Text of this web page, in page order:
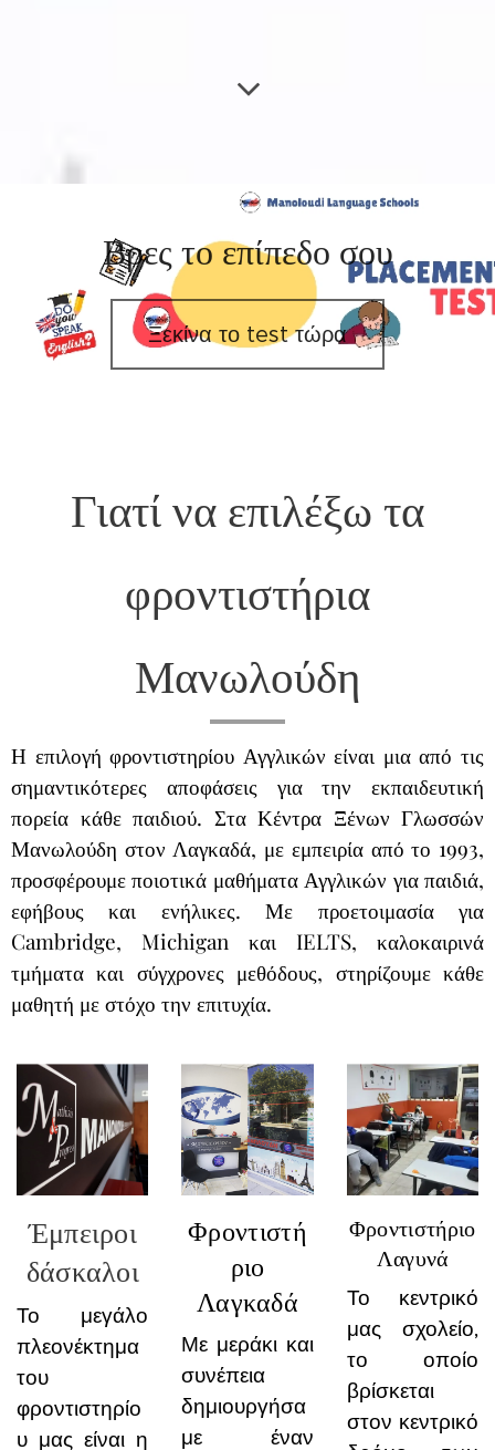
Βρες το επίπεδο σου
Ξεκίνα το test τώρα
Γιατί να επιλέξω τα
φροντιστήρια
Μανωλούδη
Η επιλογή φροντιστηρίου Αγγλικών είναι μια από τις
σημαντικότερες αποφάσεις για την εκπαιδευτική
πορεία κάθε παιδιού. Στα Κέντρα Ξένων Γλωσσών
Μανωλούδη στον Λαγκαδά, με εμπειρία από το 1993,
προσφέρουμε ποιοτικά μαθήματα Αγγλικών για παιδιά,
εφήβους και ενήλικες. Με προετοιμασία για
Cambridge, Michigan και IELTS, καλοκαιρινά
τμήματα και σύγχρονες μεθόδους, στηρίζουμε κάθε
μαθητή με στόχο την επιτυχία.
Έμπειροι
δάσκαλοι
Το μεγάλο
πλεονέκτημα
του
φροντιστηρίο
υ μας είναι η
Φροντιστή
ριο
Λαγκαδά
Με μεράκι και
συνέπεια
δημιουργήσα
με έναν
Φροντιστήριο
Λαγυνά
Το κεντρικό
μας σχολείο,
το οποίο
βρίσκεται
στον κεντρικό